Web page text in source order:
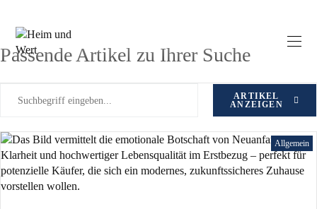
springen
Passende Artikel zu Ihrer Suche
ARTIKEL
ANZEIGEN
Allgemein